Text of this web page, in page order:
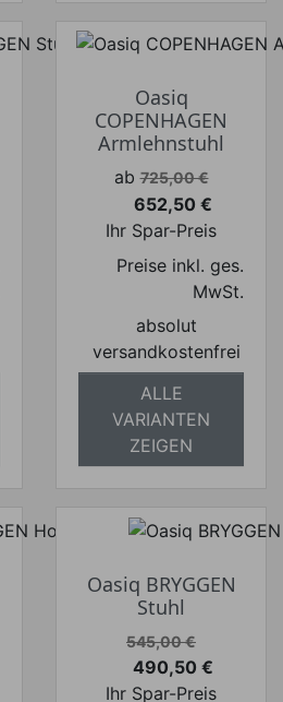
Oasiq
COPENHAGEN
Armlehnstuhl
Verkaufspreis
ab 725,00 €
Preis
652,50 €
Ihr Spar-Preis
Preise inkl. ges.
MwSt.
absolut
versandkostenfrei
ALLE
VARIANTEN
ZEIGEN
Oasiq BRYGGEN
Stuhl
Verkaufspreis
545,00 €
Preis
490,50 €
Ihr Spar-Preis